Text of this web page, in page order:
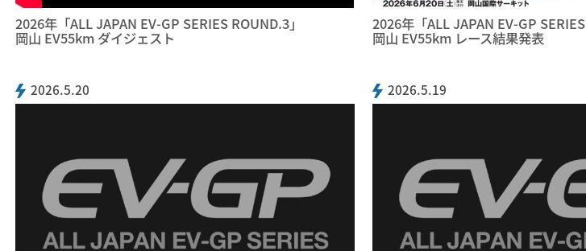
2026年「ALL JAPAN EV-GP SERIES ROUND.3」
岡山 EV55km ダイジェスト
2026年「ALL JAPAN EV-GP SERIES
岡山 EV55km レース結果発表
2026.5.20 2026.5.19